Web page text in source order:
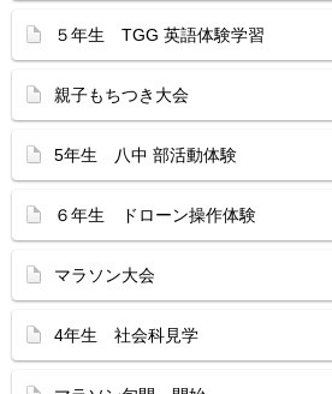
５年生 TGG 英語体験学習
親子もちつき大会
5年生 八中 部活動体験
６年生 ドローン操作体験
マラソン大会
4年生 社会科見学